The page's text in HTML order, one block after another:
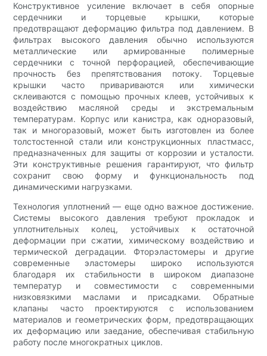
Конструктивное усиление включает в себя опорные
сердечники и торцевые крышки, которые
предотвращают деформацию фильтра под давлением. В
фильтрах высокого давления обычно используются
металлические или армированные полимерные
сердечники с точной перфорацией, обеспечивающие
прочность без препятствования потоку. Торцевые
крышки часто привариваются или химически
склеиваются с помощью прочных клеев, устойчивых к
воздействию масляной среды и экстремальным
температурам. Корпус или канистра, как одноразовый,
так и многоразовый, может быть изготовлен из более
толстостенной стали или конструкционных пластмасс,
предназначенных для защиты от коррозии и усталости.
Эти конструктивные решения гарантируют, что фильтр
сохранит свою форму и функциональность под
динамическими нагрузками.
Технология уплотнений — еще одно важное достижение.
Системы высокого давления требуют прокладок и
уплотнительных колец, устойчивых к остаточной
деформации при сжатии, химическому воздействию и
термической деградации. Фторэластомеры и другие
современные эластомеры широко используются
благодаря их стабильности в широком диапазоне
температур и совместимости с современными
низковязкими маслами и присадками. Обратные
клапаны часто проектируются с использованием
материалов и геометрических форм, предотвращающих
их деформацию или заедание, обеспечивая стабильную
работу после многократных циклов.